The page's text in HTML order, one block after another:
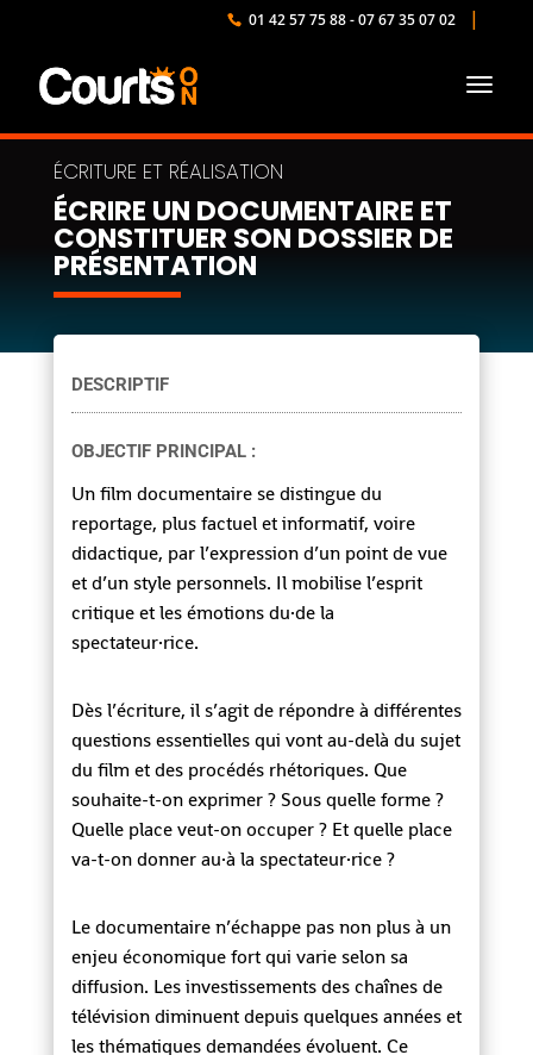
01 42 57 75 88 - 07 67 35 07 02
ÉCRIRE UN DOCUMENTAIRE ET
CONSTITUER SON DOSSIER DE
PRÉSENTATION
DESCRIPTIF
OBJECTIF PRINCIPAL :
Un film documentaire se distingue du
reportage, plus factuel et informatif, voire
didactique, par l’expression d’un point de vue
et d’un style personnels. Il mobilise l’esprit
critique et les émotions du·de la
spectateur·rice.
Dès l’écriture, il s’agit de répondre à différentes
questions essentielles qui vont au-delà du sujet
du film et des procédés rhétoriques. Que
souhaite-t-on exprimer ? Sous quelle forme ?
Quelle place veut-on occuper ? Et quelle place
va-t-on donner au·à la spectateur·rice ?
Le documentaire n’échappe pas non plus à un
enjeu économique fort qui varie selon sa
diffusion. Les investissements des chaînes de
télévision diminuent depuis quelques années et
les thématiques demandées évoluent. Ce